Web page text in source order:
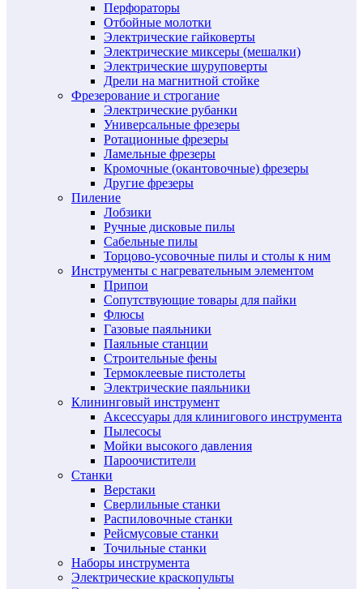
Перфораторы
Отбойные молотки
Электрические гайковерты
Электрические миксеры (мешалки)
Электрические шуруповерты
Дрели на магнитной стойке
Фрезерование и строгание
Электрические рубанки
Универсальные фрезеры
Ротационные фрезеры
Ламельные фрезеры
Кромочные (окантовочные) фрезеры
Другие фрезеры
Пиление
Лобзики
Ручные дисковые пилы
Сабельные пилы
Торцово-усовочные пилы и столы к ним
Инструменты с нагревательным элементом
Припои
Сопутствующие товары для пайки
Флюсы
Газовые паяльники
Паяльные станции
Строительные фены
Термоклеевые пистолеты
Электрические паяльники
Клининговый инструмент
Аксессуары для клинигового инструмента
Пылесосы
Мойки высокого давления
Пароочистители
Станки
Верстаки
Сверлильные станки
Распиловочные станки
Рейсмусовые станки
Точильные станки
Наборы инструмента
Электрические краскопульты